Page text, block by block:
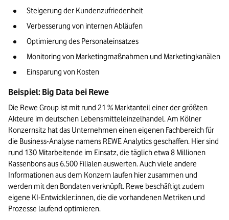
Steigerung der Kundenzufriedenheit
Verbesserung von internen Abläufen
Optimierung des Personaleinsatzes
Monitoring von Marketingmaßnahmen und Marketingkanälen
Einsparung von Kosten
Beispiel: Big Data bei Rewe
Die Rewe Group ist mit rund 21 % Marktanteil einer der größten
Akteure im deutschen Lebensmitteleinzelhandel. Am Kölner
Konzernsitz hat das Unternehmen einen eigenen Fachbereich für
die Business-Analyse namens REWE Analytics geschaffen. Hier sind
rund 130 Mitarbeitende im Einsatz, die täglich etwa 8 Millionen
Kassenbons aus 6.500 Filialen auswerten. Auch viele andere
Informationen aus dem Konzern laufen hier zusammen und
werden mit den Bondaten verknüpft. Rewe beschäftigt zudem
eigene KI-Entwickler:innen, die die vorhandenen Metriken und
Prozesse laufend optimieren.